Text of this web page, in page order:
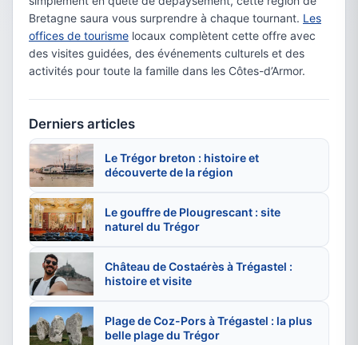
Bretagne saura vous surprendre à chaque tournant. Les
offices de tourisme locaux complètent cette offre avec
des visites guidées, des événements culturels et des
activités pour toute la famille dans les Côtes-d’Armor.
Derniers articles
Le Trégor breton : histoire et
découverte de la région
Le gouffre de Plougrescant : site
naturel du Trégor
Château de Costaérès à Trégastel :
histoire et visite
Plage de Coz-Pors à Trégastel : la plus
belle plage du Trégor